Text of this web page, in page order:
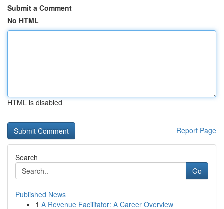
Submit a Comment
No HTML
HTML is disabled
Report Page
Search
Go
Published News
1 A Revenue Facilitator: A Career Overview